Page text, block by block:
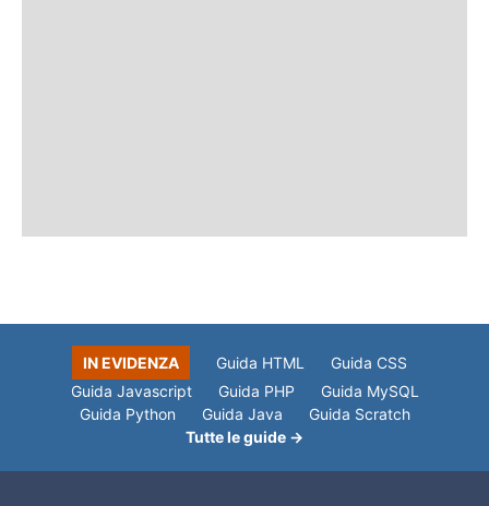
IN EVIDENZA Guida HTML
Guida CSS
Guida Javascript
Guida PHP
Guida MySQL
Guida Python
Guida Java
Guida Scratch
Tutte le guide →